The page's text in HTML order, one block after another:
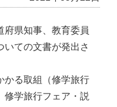
府県知事、教育委員
いての文書が発出さ
かる取組（修学旅行
修学旅行フェア・説